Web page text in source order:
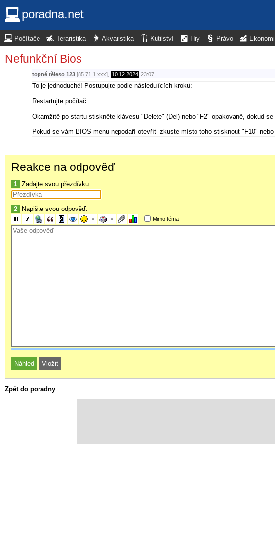
poradna.net
Počítače Teraristika Akvaristika Kutilství Hry Právo
Nefunkční Bios
topné těleso 123 [85.71.1.xxx], 10.12.2024 23:07
To je jednoduché! Postupujte podle následujících kroků:
Restartujte počítač.
Okamžitě po startu stiskněte klávesu "Delete" (Del) nebo "F2" opakovaně, dokud se
Pokud se vám BIOS menu nepodaří otevřít, zkuste místo toho stisknout "F10" nebo
Reakce na odpověď
1 Zadajte svou přezdívku:
2 Napište svou odpověď:
Mimo téma
Zpět do poradny